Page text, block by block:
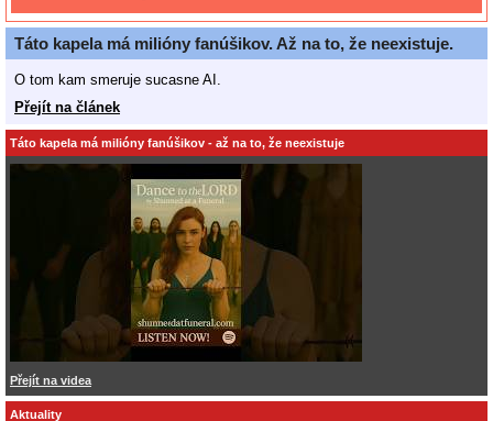
Táto kapela má milióny fanúšikov. Až na to, že neexistuje.
O tom kam smeruje sucasne AI.
Přejít na článek
Táto kapela má milióny fanúšikov - až na to, že neexistuje
Přejít na videa
Aktuality